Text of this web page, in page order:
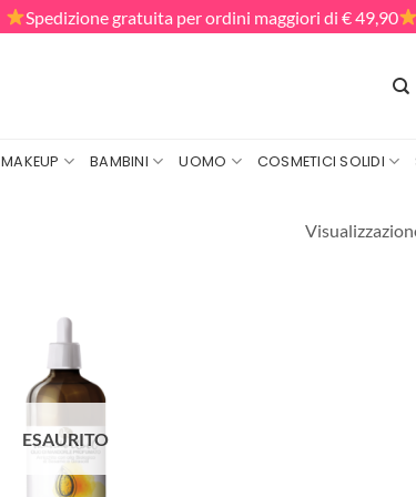
Spedizione gratuita per ordini maggiori di € 49,90
MAKEUP BAMBINI UOMO COSMETICI SOLIDI
ESAURITO